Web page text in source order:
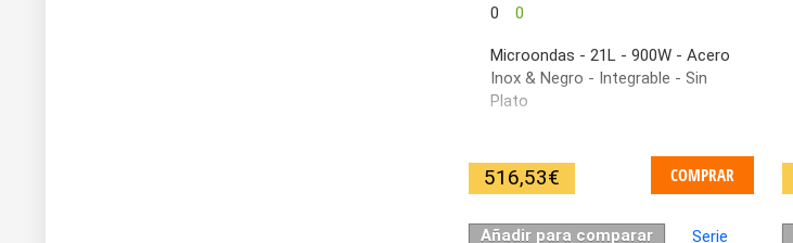
0 0
Microondas - 21L - 900W - Acero
Inox & Negro - Integrable - Sin
Plato
516,53€ COMPRAR
Añadir para comparar